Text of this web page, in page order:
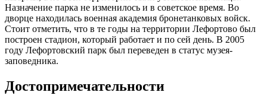
Назначение парка не изменилось и в советское время. Во
дворце находилась военная академия бронетанковых войск.
Стоит отметить, что в те годы на территории Лефортово был
построен стадион, который работает и по сей день. В 2005
году Лефортовский парк был переведен в статус музея-
заповедника.
Достопримечательности